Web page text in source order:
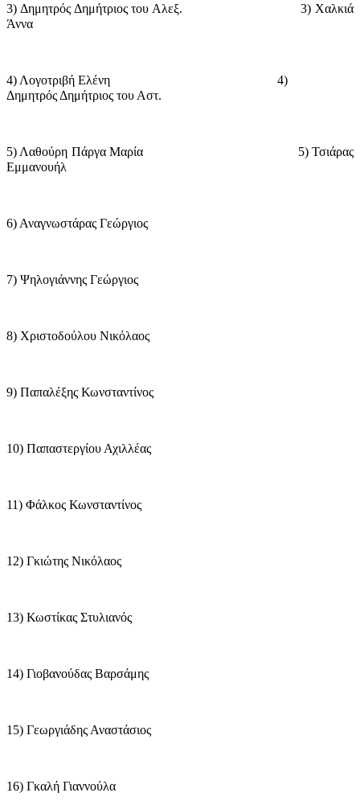
3) Δημητρός Δημήτριος του Αλεξ.
3) Χαλκιά
Άννα
4) Λογοτριβή Ελένη
4)
Δημητρός Δημήτριος του Αστ.
5) Λαθούρη Πάργα Μαρία
5) Τσιάρας
Εμμανουήλ
6) Αναγνωστάρας Γεώργιος
7) Ψηλογιάννης Γεώργιος
8) Χριστοδούλου Νικόλαος
9) Παπαλέξης Κωνσταντίνος
10) Παπαστεργίου Αχιλλέας
11) Φάλκος Κωνσταντίνος
12) Γκιώτης Νικόλαος
13) Κωστίκας Στυλιανός
14) Γιοβανούδας Βαρσάμης
15) Γεωργιάδης Αναστάσιος
16) Γκαλή Γιαννούλα